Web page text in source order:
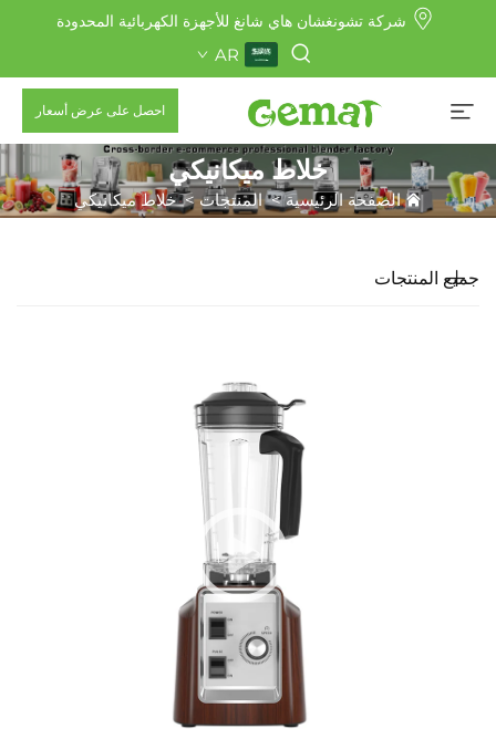
شركة تشونغشان هاي شانغ للأجهزة الكهربائية المحدودة
AR
احصل على عرض أسعار
خلاط ميكانيكي
الصفحة الرئيسية>المنتجات>خلاط ميكانيكي
جميع المنتجات